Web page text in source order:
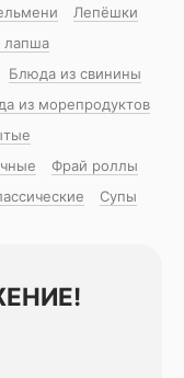
Лепёшки
лапша
Блюда из свинины
из морепродуктов
Фрай роллы
Супы